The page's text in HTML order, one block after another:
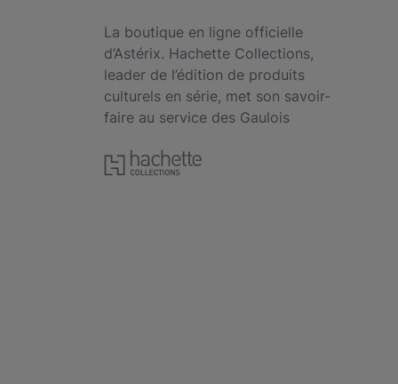
La boutique en ligne officielle
d’Astérix. Hachette Collections,
leader de l’édition de produits
culturels en série, met son savoir-
faire au service des Gaulois